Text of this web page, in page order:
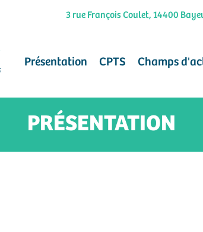
3 rue François Coulet, 14400
Présentation CPTS Champs
PRÉSENTATION